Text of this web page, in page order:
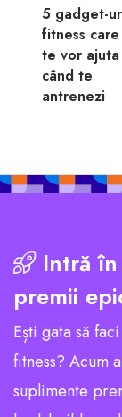
5 gadget-
fitness care
te vor ajuta
când te
antrenezi
Intră în
premii
Ești gata să
fitness? Acum
suplimente